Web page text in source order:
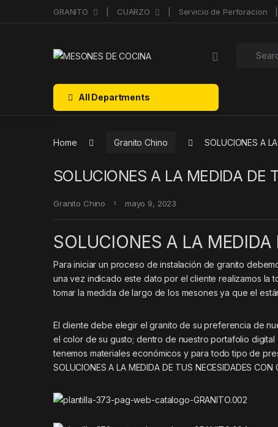
GRANITO CUARZO Servicio de Perforacion
All Departments
Home Granito Chino SOLUCIONES A
SOLUCIONES A LA MEDIDA DE
Granito Chino mayo 9, 2023
SOLUCIONES A LA
Para iniciar un proceso de instalación de granito
una vez indicado este dato por el cliente realizamos la
tomar la medida de largo de los mesones ya que el
El cliente debe elegir el granito de su preferencia de
el color de su gusto; dentro de nuestro portafolio
tenemos materiales económicos y para todo tipo de
SOLUCIONES A LA MEDIDA DE TUS NECESIDADES CON